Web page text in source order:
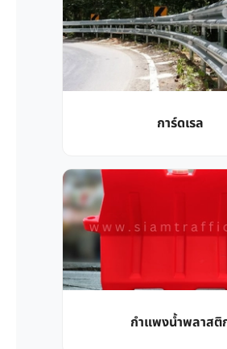
การ์ดเรล
กำแพงน้ำพลาสติ